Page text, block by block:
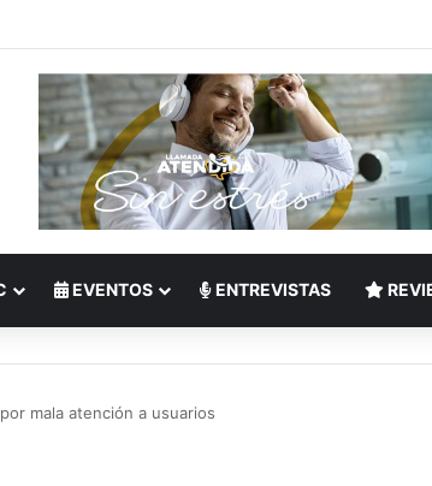
Nearshoring: Crisis de talento bilingüe en
EVENTOS ENTREVISTAS
mala atención a usuarios